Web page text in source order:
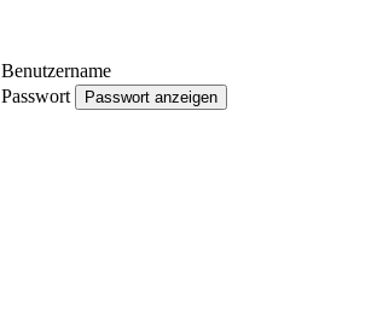
Benutzername
Passwort
Passwort anzeigen